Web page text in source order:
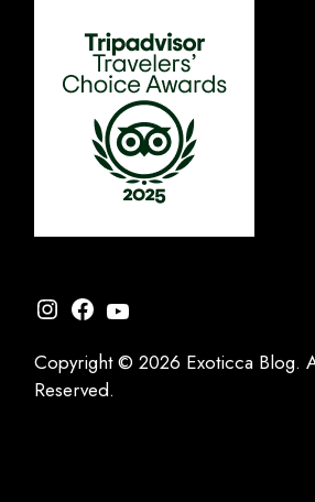
Instagram
Facebook
YouTube
Copyright © 2026 Exoticca Blog.
Reserved.